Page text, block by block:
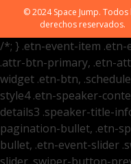
© 2024 Space Jump. Todos
derechos reservados.
/*; } .etn-event-item
.attr-btn-primary, .etn-
widget .etn-btn,
style4 .etn-speaker-
details3 .speaker-title-
pagination-bullet, .etn-
bullet, .etn-event-slider